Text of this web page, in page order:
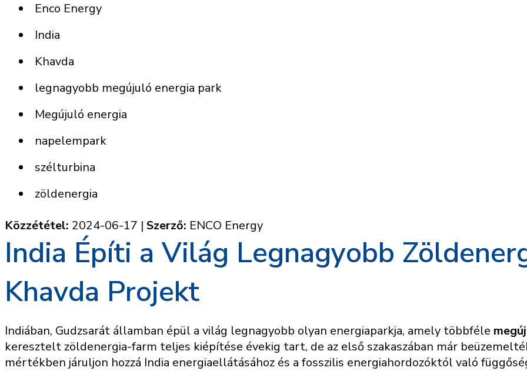
Enco Energy
India
Khavda
legnagyobb megújuló energia park
Megújuló energia
napelempark
szélturbina
zöldenergia
Közzététel: 2024-06-17 | Szerző: ENCO Energy
India Építi a Világ Legnagyobb
Khavda Projekt
Indiában, Gudzsarát államban épül a világ legnagyobb olyan energiaparkja, amely többféle
keresztelt zöldenergia-farm teljes kiépítése évekig tart, de az első szakaszában már
mértékben járuljon hozzá India energiaellátásához és a fosszilis energiahordozóktól való